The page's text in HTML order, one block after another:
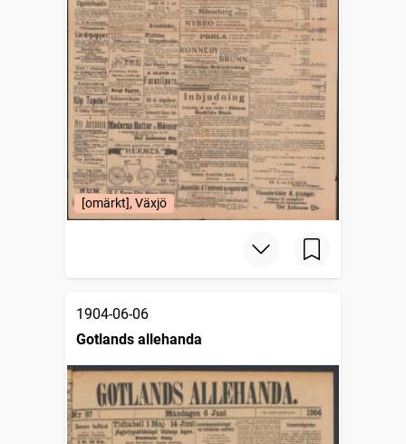
[omärkt], Växjö
1904-06-06
Gotlands allehanda